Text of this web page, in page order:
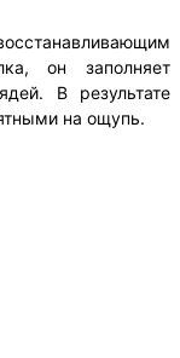
он заполняет
В результате
на ощупь.